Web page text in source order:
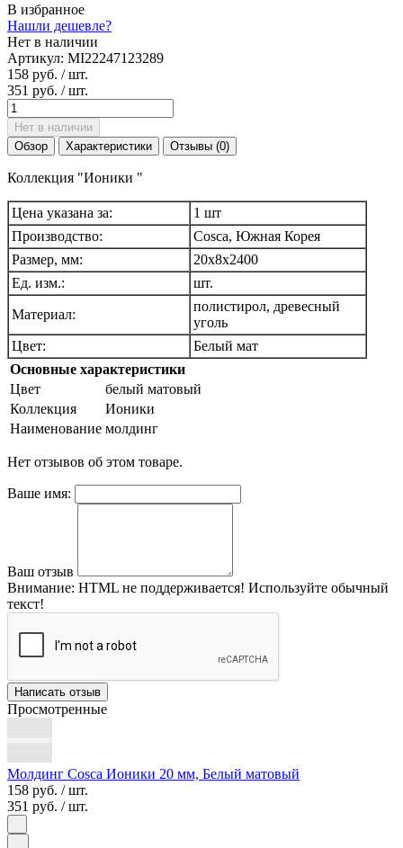
В избранное
Нашли дешевле?
Нет в наличии
Артикул: MI22247123289
158 руб. / шт.
351 руб. / шт.
Нет в наличии
Обзор
Характеристики Отзывы (0)
Коллекция "Ионики "
Цена указана за:
1 шт
Производство:
Cosca, Южная Корея
Размер, мм:
20х8х2400
Ед. изм.:
шт.
Материал:
полистирол, древесный
уголь
Цвет:
Белый мат
Основные характеристики
Цвет
белый матовый
Коллекция
Ионики
Наименование молдинг
Нет отзывов об этом товаре.
Ваше имя:
Ваш отзыв
Внимание: HTML не поддерживается! Используйте обычный
текст!
Написать отзыв
Просмотренные
Молдинг Cosca Ионики 20 мм, Белый матовый
158 руб. / шт.
351 руб. / шт.